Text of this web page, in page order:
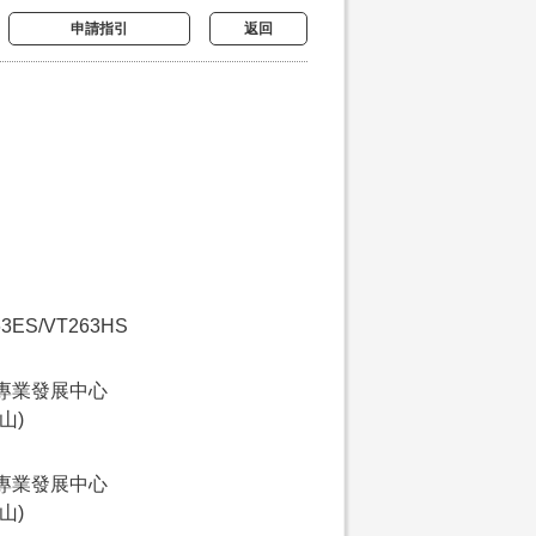
申請指引 返回
VT263HS
業發展中心
)
業發展中心
)